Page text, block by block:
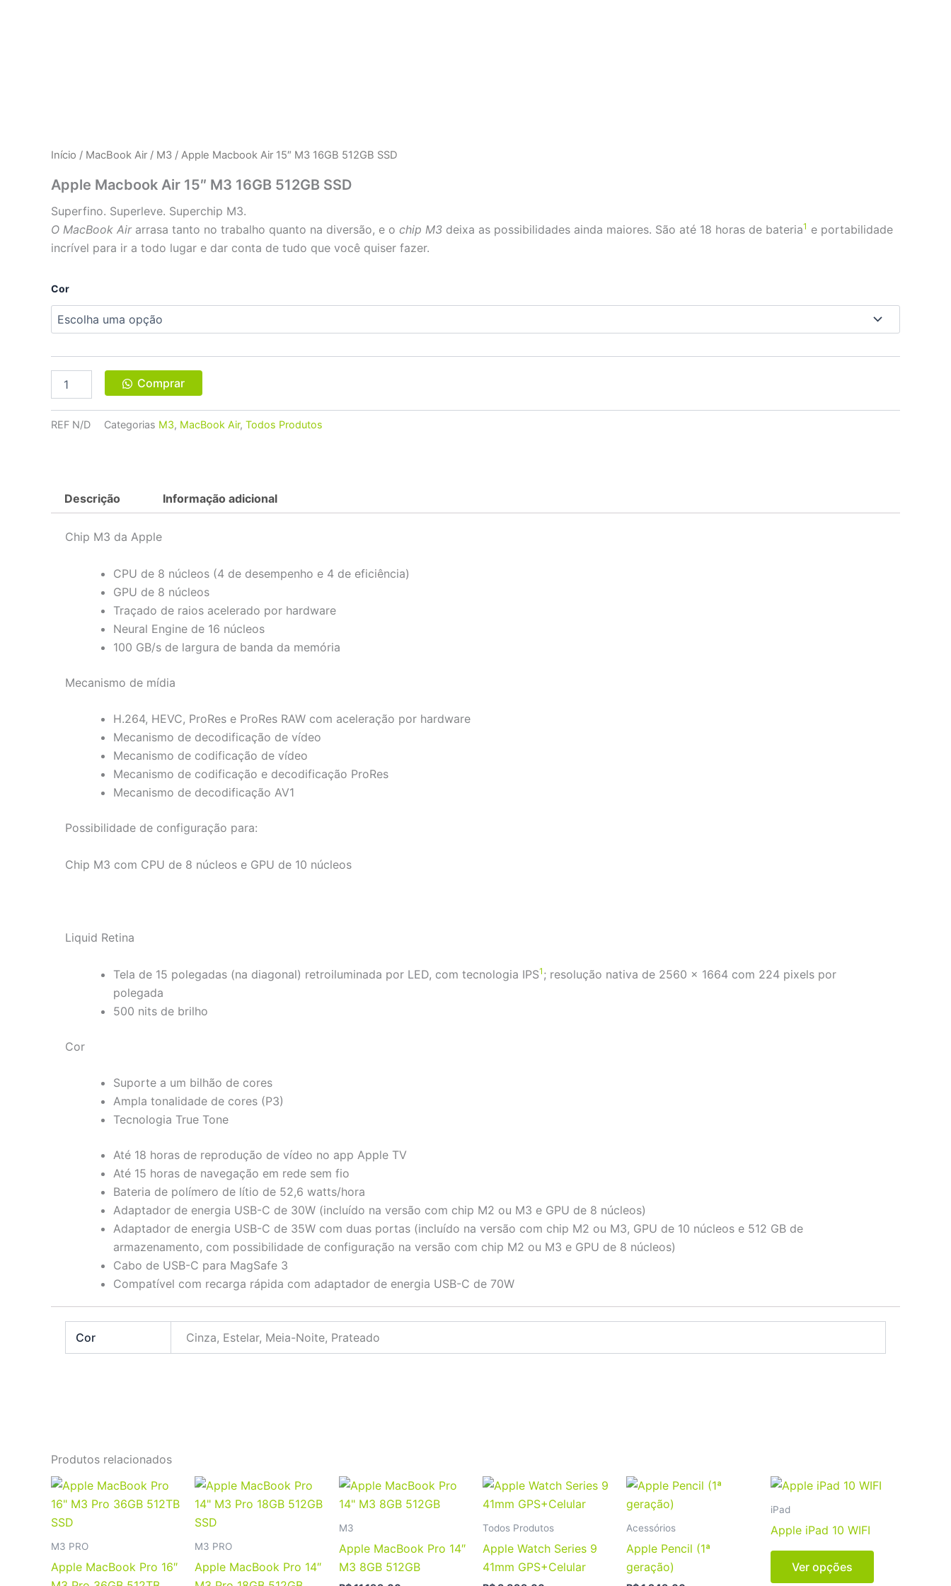
Início / MacBook Air / M3 / Apple Macbook Air 15″ M3 16GB 512GB SSD
Apple Macbook Air 15″ M3 16GB 512GB SSD
Superfino. Superleve. Superchip M3.
O MacBook Airarrasa tanto no trabalho quanto na diversão, e o chip M3 deixa as possibilidades ainda maiores. São até 18 horas de bateria1 e portabilidade
incrível para ir a todo lugar e dar conta de tudo que você quiser fazer.
Cor
Apple
15"
16GB
512GB
SSD
quantidade
Comprar
REF N/D Categorias M3, MacBook Air, Todos Produtos
Descrição Informação adicional
Chip M3 da Apple
CPU de 8 núcleos (4 de desempenho e 4 de eficiência)
GPU de 8 núcleos
Traçado de raios acelerado por hardware
Neural Engine de 16 núcleos
100 GB/s de largura de banda da memória
Mecanismo de mídia
H.264, HEVC, ProRes e ProRes RAW com aceleração por hardware
Mecanismo de decodificação de vídeo
Mecanismo de codificação de vídeo
Mecanismo de codificação e decodificação ProRes
Mecanismo de decodificação AV1
Possibilidade de configuração para:
Chip M3 com CPU de 8 núcleos e GPU de 10 núcleos
Liquid Retina
Tela de 15 polegadas (na diagonal) retroiluminada por LED, com tecnologia IPS1 ; resolução nativa de 2560 x 1664 com 224 pixels por
polegada
500 nits de brilho
Cor
Suporte a um bilhão de cores
Ampla tonalidade de cores (P3)
Tecnologia True Tone
Até 18 horas de reprodução de vídeo no app Apple TV
Até 15 horas de navegação em rede sem fio
Bateria de polímero de lítio de 52,6 watts/hora
Adaptador de energia USB-C de 30W (incluído na versão com chip M2 ou M3 e GPU de 8 núcleos)
Adaptador de energia USB-C de 35W com duas portas (incluído na versão com chip M2 ou M3, GPU de 10 núcleos e 512 GB de
armazenamento, com possibilidade de configuração na versão com chip M2 ou M3 e GPU de 8 núcleos)
Cabo de USB-C para MagSafe 3
Compatível com recarga rápida com adaptador de energia USB-C de 70W
Cor Cinza, Estelar, Meia-Noite, Prateado
Produtos relacionados
M3 PRO
Apple MacBook Pro 16″
Este
produto
M3 PRO
Apple MacBook Pro 14″
M3
Apple MacBook Pro 14″
M3 8GB 512GB
Este
produto
variantes.
Todos Produtos
Apple Watch Series 9
41mm GPS+Celular
Este
produto
variantes.
Acessórios
Apple Pencil (1ª
geração)
iPad
Apple iPad 10 WIFI
Ver opções
Este